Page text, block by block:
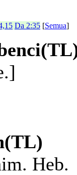
Da 2:35 [Semua]
Heb.